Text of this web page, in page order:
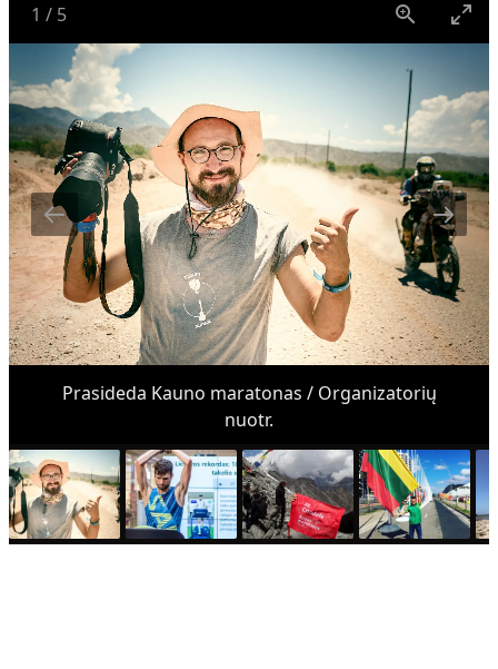
1 / 5
Prasideda Kauno maratonas / Organizatorių
nuotr.